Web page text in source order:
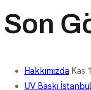
Son
Hakkımızda Kas
UV Baskı İstanbul